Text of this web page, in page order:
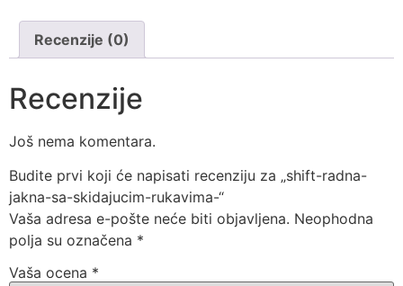
Recenzije (0)
Recenzije
Još nema komentara.
Budite prvi koji će napisati recenziju za „shift-radna-
jakna-sa-skidajucim-rukavima-“
Vaša adresa e-pošte neće biti objavljena. Neophodna
polja su označena *
Vaša ocena *